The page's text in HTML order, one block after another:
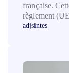
française.
règlement
adjsintes